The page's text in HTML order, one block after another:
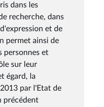
dans les
recherche, dans
et de
permet ainsi de
personnes et
sur leur
égard, la
par l'Etat de
précédent